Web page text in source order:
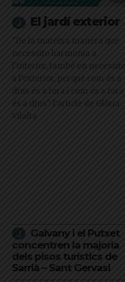
El jardí exterior
"De la mateixa manera que
necessito harmonia a
l’interior, també en necessito
a l’exterior, perquè com és a
dins és a fora i com és a fora
és a dins": l'article de Glòria
Vilalta
Galvany i el Putxet
concentren la majoria
dels pisos turístics de
Sarrià – Sant Gervasi